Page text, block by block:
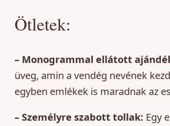
Ötletek:
– Monogrammal ellátott
üveg, amin a vendég nevének
egyben emlékek is maradnak az
– Személyre szabott tollak: Egy